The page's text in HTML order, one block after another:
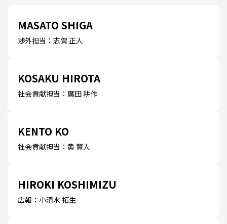
MASATO SHIGA
渉外担当：志賀 正人
KOSAKU HIROTA
社会貢献担当：廣田 耕作
KENTO KO
社会貢献担当：黄 賢人
HIROKI KOSHIMIZU
広報：小清水 拓生